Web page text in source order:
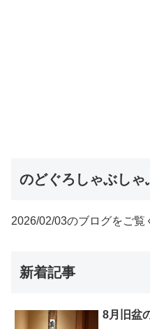
のどぐろしゃぶしゃ
2026/02/03のブログをご覧
新着記事
8月旧盆